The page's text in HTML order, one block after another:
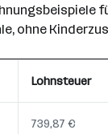
ohne
Lohnsteuer
739,87 €